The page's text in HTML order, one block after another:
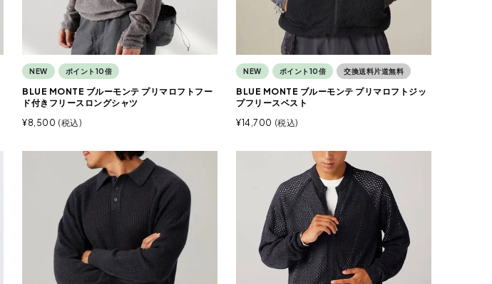
NEW ポイント10倍
BLUE MONTE ブルーモンテ プリマロフトフー
ド付きフリースロングシャツ
¥8,500 税込
NEW ポイント10倍 交換送料片道無料
BLUE MONTE ブルーモンテ プリマロフトジッ
プフリースベスト
¥14,700 税込